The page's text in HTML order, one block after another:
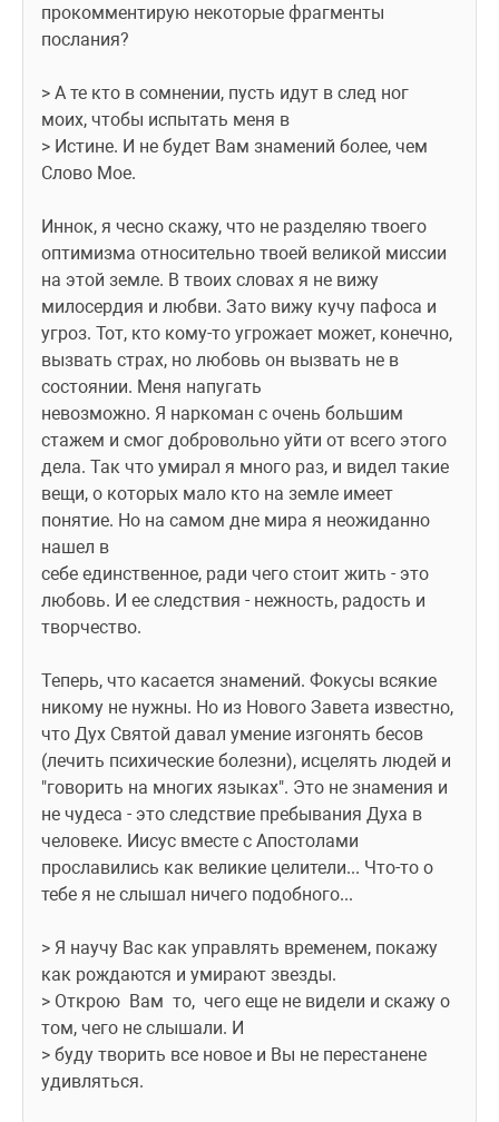
прокомментирую некоторые фрагменты
послания?
> А те кто в сомнении, пусть идут в след ног
моих, чтобы испытать меня в
> Истине. И не будет Вам знамений более, чем
Слово Мое.
Иннок, я чесно скажу, что не разделяю твоего
оптимизма относительно твоей великой миссии
на этой земле. В твоих словах я не вижу
милосердия и любви. Зато вижу кучу пафоса и
угроз. Тот, кто кому-то угрожает может, конечно,
вызвать страх, но любовь он вызвать не в
состоянии. Меня напугать
невозможно. Я наркоман с очень большим
стажем и смог добровольно уйти от всего этого
дела. Так что умирал я много раз, и видел такие
вещи, о которых мало кто на земле имеет
понятие. Но на самом дне мира я неожиданно
нашел в
себе единственное, ради чего стоит жить - это
любовь. И ее следствия - нежность, радость и
творчество.
Теперь, что касается знамений. Фокусы всякие
никому не нужны. Но из Нового Завета известно,
что Дух Святой давал умение изгонять бесов
(лечить психические болезни), исцелять людей и
"говорить на многих языках". Это не знамения и
не чудеса - это следствие пребывания Духа в
человеке. Иисус вместе с Апостолами
прославились как великие целители... Что-то о
тебе я не слышал ничего подобного...
> Я научу Вас как управлять временем, покажу
как рождаются и умирают звезды.
> Открою  Вам  то,  чего еще не видели и скажу о
том, чего не слышали. И
> буду творить все новое и Вы не перестанене
удивляться.